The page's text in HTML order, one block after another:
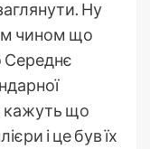
Ну
чином що
Середнє
кажуть що
і це був їх